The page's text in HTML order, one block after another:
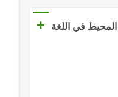
المحيط في اللغة +